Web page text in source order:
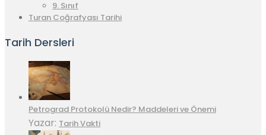
9. Sınıf
Turan Coğrafyası Tarihi
Tarih Dersleri
Petrograd Protokolü Nedir? Maddeleri ve Önemi
Yazar: Tarih Vakti